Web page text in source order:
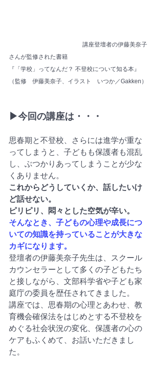
さんが監修された書籍
『「学校」ってなんだ？ 不登校について知る本』
（監修　伊藤美奈子、イラスト　いつか／Gakken）
▶今回の講座は・・・
思春期と不登校、さらには進学が重な
ってしまうと、子どもも保護者も混乱
し、ぶつかりあってしまうことが少な
くありません。
これからどうしていくか、話したいけ
ど話せない。
ピリピリ、悶々とした空気が辛い。
そんなとき、子どもの心理や成長につ
いての知識を持っていることが大きな
カギになります。
登壇者の伊藤美奈子先生は、スクール
カウンセラーとして多くの子どもたち
と接しながら、文部科学省や子ども家
庭庁の委員を歴任されてきました。
講座では、思春期の心理とあわせ、教
育機会確保法をはじめとする不登校を
めぐる社会状況の変化、保護者の心の
ケアもふくめて、お話いただきまし
た。